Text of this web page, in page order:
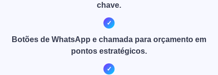
chave.
Botões de WhatsApp e chamada para orçamento em
pontos estratégicos.